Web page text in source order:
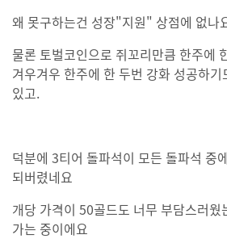
왜 못구하는건 성장"지원" 상점에 없나
물론 토벌코인으로 쥐꼬리만큼 한주에
겨우겨우 한주에 한 두번 강화 성공하
있고.
덕분에 3티어 돌파석이 모든 돌파석 중
되버렸네요
개당 가격이 50골드도 너무 부담스러웠
가는 중이에요